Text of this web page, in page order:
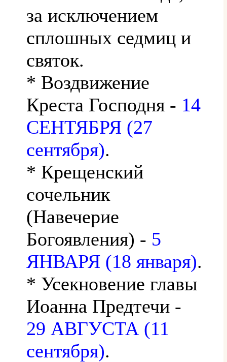
за исключением
сплошных седмиц и
святок.
* Воздвижение
Креста Господня - 14
СЕНТЯБРЯ (27
сентября).
* Крещенский
сочельник
(Навечерие
Богоявления) - 5
ЯНВАРЯ (18 января).
* Усекновение главы
Иоанна Предтечи -
29 АВГУСТА (11
сентября).